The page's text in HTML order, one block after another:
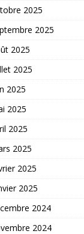
2025
2025
2025
2025
2025
2025
2025
2025
2025
2025
2024
2024